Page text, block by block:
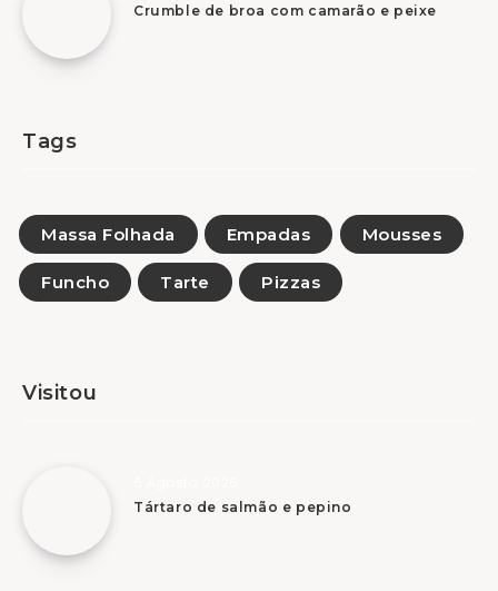
Crumble de broa com camarão e peixe
Tags
Massa Folhada Empadas Mousses
Funcho Tarte Pizzas
Visitou
Tártaro de salmão e pepino